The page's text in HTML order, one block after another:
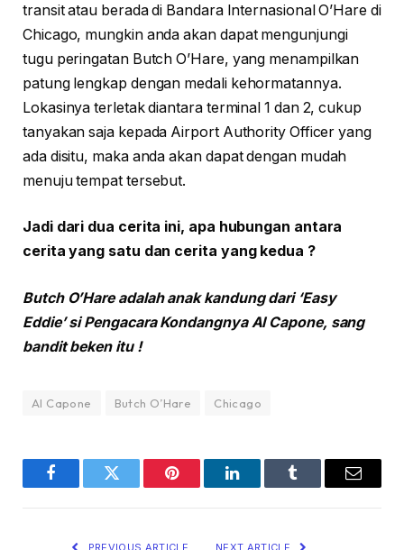
transit atau berada di Bandara Internasional O’Hare di
Chicago, mungkin anda akan dapat mengunjungi
tugu peringatan Butch O’Hare, yang menampilkan
patung lengkap dengan medali kehormatannya.
Lokasinya terletak diantara terminal 1 dan 2, cukup
tanyakan saja kepada Airport Authority Officer yang
ada disitu, maka anda akan dapat dengan mudah
menuju tempat tersebut.
Jadi dari dua cerita ini, apa hubungan antara
cerita yang satu dan cerita yang kedua ?
Butch O’Hare adalah anak kandung dari ‘Easy
Eddie’ si Pengacara Kondangnya Al Capone, sang
bandit beken itu !
Al Capone Butch O’Hare Chicago
FacebookTwitter Pinterest LinkedInTumblr Email
PREVIOUS ARTICLE NEXT ARTICLE